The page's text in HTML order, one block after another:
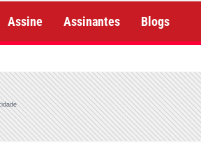
Assine Assinantes Blogs